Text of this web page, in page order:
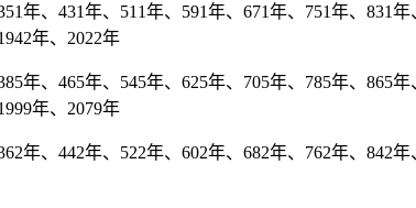
、431年、511年、591年、671年、751年、831
年、2022年
年、465年、545年、625年、705年、785年、865
年、2079年
年、442年、522年、602年、682年、762年、842